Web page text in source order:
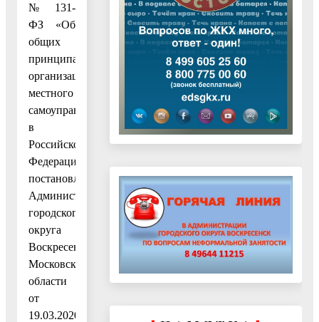
№ 131-
ФЗ «Об
общих
принципах
организации
местного
самоуправления
в
Российской
Федерации»,
постановлением
Администрации
городского
округа
Воскресенск
Московской
области
от
19.03.2020